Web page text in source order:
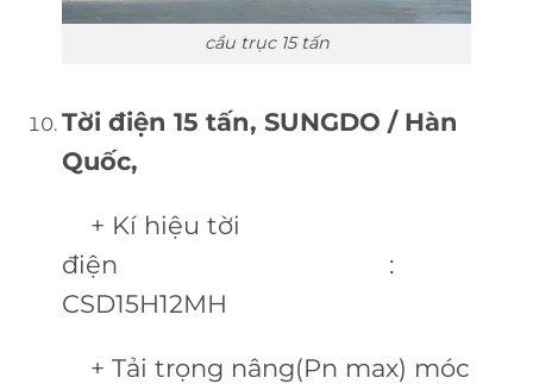
cầu trục 15 tấn
Tời điện 15 tấn, SUNGDO / Hàn
Quốc,
+ Kí hiệu tời
điện :
CSD15H12MH
+ Tải trọng nâng(Pn max) móc